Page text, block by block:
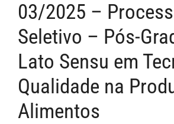
03/2025 –
Seletivo – Pós-
Lato Sensu em
Qualidade na
Alimentos